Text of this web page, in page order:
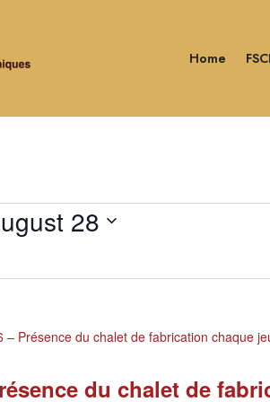
Home
28
du chalet de
– Présence du chalet de fabrication chaque